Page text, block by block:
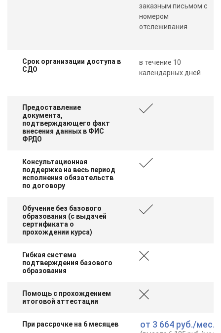
заказным письмом с
номером
отслеживания
Срок организации доступа в
СДО
в течение 10
календарных дней
Предоставление
документа,
подтверждающего факт
внесения данных в ФИС
ФРДО
Консультационная
поддержка на весь период
исполнения обязательств
по договору
Обучение без базового
образования (с выдачей
сертификата о
прохождении курса)
Гибкая система
подтверждения базового
образования
Помощь с прохождением
итоговой аттестации
При рассрочке на 6 месяцев от 3 664 руб./мес.